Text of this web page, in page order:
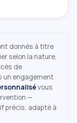
donnés à titre
selon la nature,
de
un engagement
vous
—
précis, adapté à